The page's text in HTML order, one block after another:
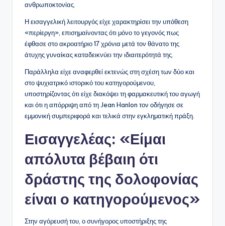
ανθρωποκτονίας.
Η εισαγγελική λειτουργός είχε χαρακτηρίσει την υπόθεση
«περίεργη», επισημαίνοντας ότι μόνο το γεγονός πως
έφθασε στο ακροατήριο 17 χρόνια μετά τον θάνατο της
άτυχης γυναίκας καταδεικνύει την ιδιαιτερότητά της.
Παράλληλα είχε αναφερθεί εκτενώς στη σχέση των δύο και
στο ψυχιατρικό ιστορικό του κατηγορούμενου,
υποστηρίζοντας ότι είχε διακόψει τη φαρμακευτική του αγωγή
και ότι η απόρριψη από τη Jean Hanlon τον οδήγησε σε
εμμονική συμπεριφορά και τελικά στην εγκληματική πράξη.
Εισαγγελέας: «Είμαι
απόλυτα βέβαιη ότι
δράστης της δολοφονίας
είναι ο κατηγορούμενος»
Στην αγόρευσή του, ο συνήγορος υποστήριξης της